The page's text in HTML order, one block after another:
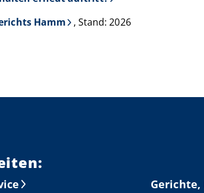
Hamm , Stand: 2026
Gerichte,